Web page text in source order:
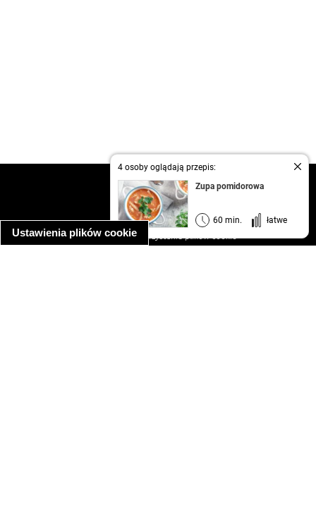
Ustawienia plików cookie
4 osoby oglądają przepis:
Zupa pomidorowa
60 min. łatwe
kontakt
regulamin
informacja o prywatności
informacja o wykorzystaniu plików cookie